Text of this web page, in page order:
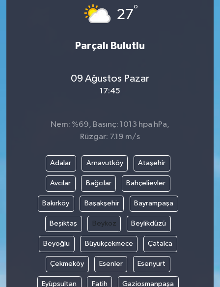
27°
Parçalı Bulutlu
09 Ağustos Pazar
17:45
Nem: %69, Basınç: 1013 hpa hPa,
Rüzgar: 7.19 m/s
Adalar Arnavutköy Ataşehir
Avcılar Bağcılar Bahçelievler
Bakırköy Başakşehir Bayrampaşa
Beşiktaş Beykoz Beylikdüzü
Beyoğlu Büyükçekmece Çatalca
Çekmeköy Esenler Esenyurt
Eyüpsultan Fatih Gaziosmanpaşa